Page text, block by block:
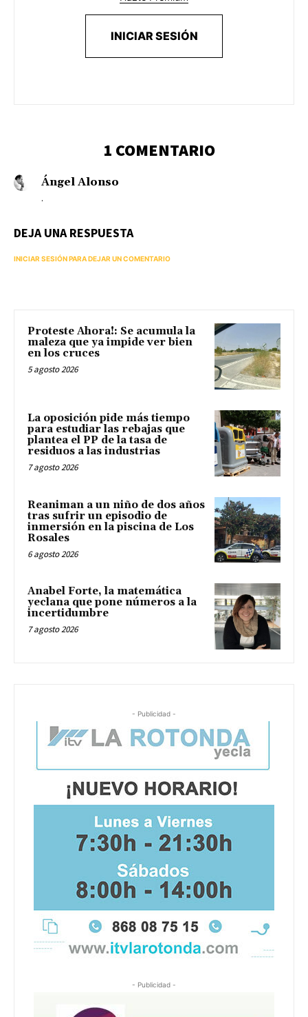
INICIAR SESIÓN
1 COMENTARIO
Ángel Alonso
.
DEJA UNA RESPUESTA
INICIAR SESIÓN PARA DEJAR UN COMENTARIO
Proteste Ahora!: Se acumula la
maleza que ya impide ver bien
en los cruces
5 agosto 2026
La oposición pide más tiempo
para estudiar las rebajas que
plantea el PP de la tasa de
residuos a las industrias
7 agosto 2026
Reaniman a un niño de dos años
tras sufrir un episodio de
inmersión en la piscina de Los
Rosales
6 agosto 2026
Anabel Forte, la matemática
yeclana que pone números a la
incertidumbre
7 agosto 2026
- Publicidad -
- Publicidad -